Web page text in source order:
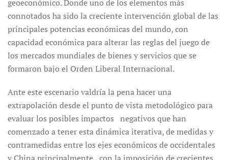
geoeconómico. Donde uno de los elementos más
connotados ha sido la creciente intervención global de las
principales potencias económicas del mundo, con
capacidad económica para alterar las reglas del juego de
los mercados mundiales de bienes y servicios que se
formaron bajo el Orden Liberal Internacional.
Ante este escenario valdría la pena hacer una
extrapolación desde el punto de vista metodológico para
evaluar los posibles impactos negativos que han
comenzado a tener esta dinámica iterativa, de medidas y
contramedidas entre los ejes económicos de occidentales